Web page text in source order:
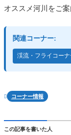
オススメ河川をご
関連コーナー:
渓流・フライコーナ
 コーナー情報
この記事を書いた人